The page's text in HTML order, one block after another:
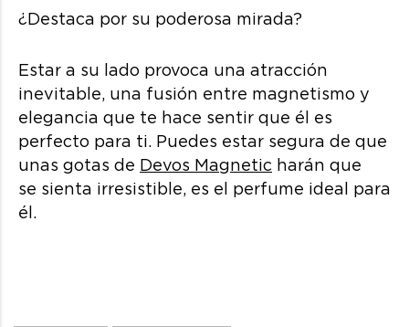
¿Destaca por su poderosa mirada?
Estar a su lado provoca una atracción
inevitable, una fusión entre magnetismo y
elegancia que te hace sentir que él es
perfecto para ti. Puedes estar segura de que
unas gotas de Devos Magnetic harán que
se sienta irresistible, es el perfume ideal para
él.